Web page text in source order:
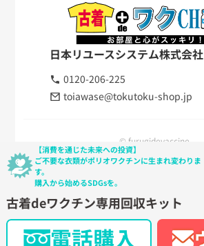
日本リユースシステム株式会社
0120-206-225
toiawase@tokutoku-shop.jp
© furugidevaccine
【消費を通じた未来への投資】
ご不要な衣類がポリオワクチンに生まれ変わりま
す。
購入から始めるSDGsを。
古着deワクチン専用回収キット